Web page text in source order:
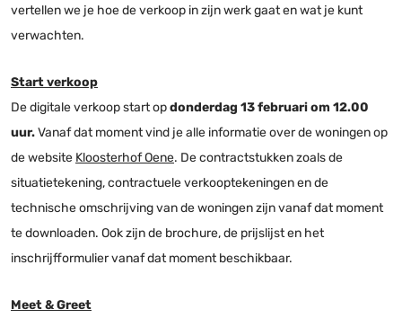
vertellen we je hoe de verkoop in zijn werk gaat en wat je kunt
verwachten.
Start verkoop
De digitale verkoop start opdonderdag 13 februari om 12.00
uur.Vanaf dat moment vind je alle informatie over de woningen op
de website Kloosterhof Oene. De contractstukken zoals de
situatietekening, contractuele verkooptekeningen en de
technische omschrijving van de woningen zijn vanaf dat moment
te downloaden. Ook zijn de brochure, de prijslijst en het
inschrijfformulier vanaf dat moment beschikbaar.
Meet & Greet